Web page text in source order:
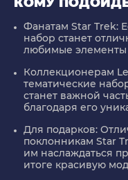
Фанатам Star Trek:
набор станет
любимые элементы
Коллекционерам
тематические
станет важной
благодаря его
Для подарков:
поклонникам Star
им наслаждаться
итоге красивую